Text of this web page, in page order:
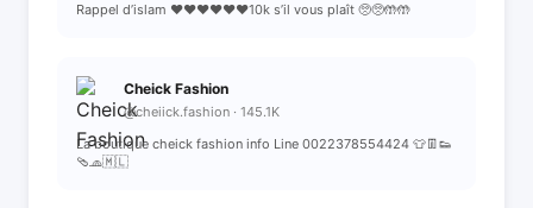
Rappel d’islam ❤️❤️❤️❤️❤️❤️10k s’il vous plaît 🥺🥺🤲🤲
Cheick Fashion
@cheiick.fashion · 145.1K
La boutique cheick fashion info Line 0022378554424 👕👖👟
🩴🧢🇲🇱